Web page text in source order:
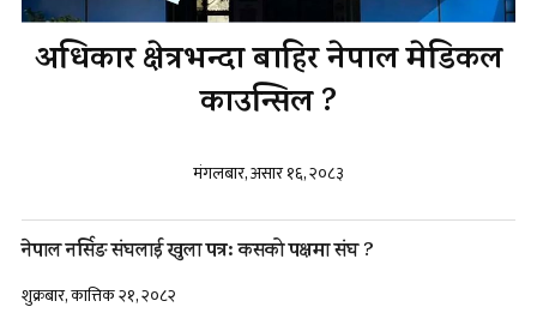
अधिकार क्षेत्रभन्दा बाहिर नेपाल मेडिकल
काउन्सिल ?
मंगलबार, असार १६, २०८३
नेपाल नर्सिङ संघलाई खुला पत्र: कसको पक्षमा संघ ?
शुक्रबार, कात्तिक २१, २०८२